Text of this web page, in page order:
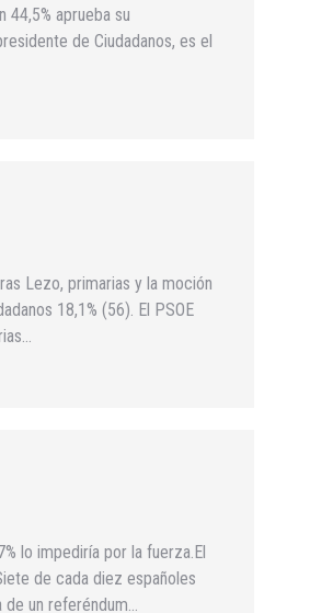
aprueba su
de Ciudadanos, es el
Lezo, primarias y la moción
18,1% (56). El PSOE
lo impediría por la fuerza.El
de cada diez españoles
de un referéndum…